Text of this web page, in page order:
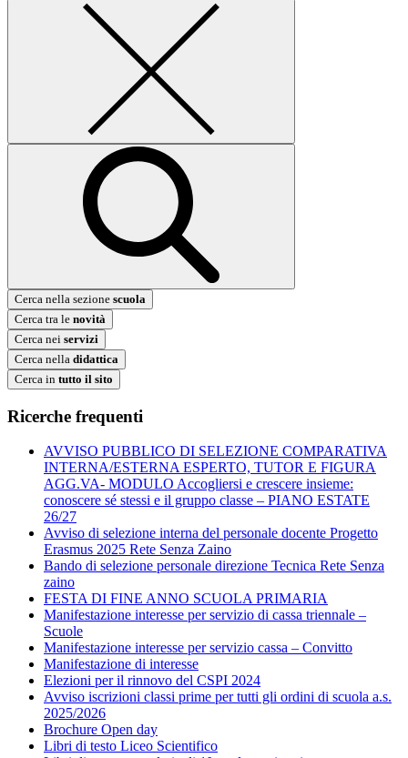
Cerca nella sezione scuola
Cerca tra le novità
Cerca nei servizi
Cerca nella didattica
Cerca in tutto il sito
Ricerche frequenti
AVVISO PUBBLICO DI SELEZIONE COMPARATIVA
INTERNA/ESTERNA ESPERTO, TUTOR E FIGURA
AGG.VA- MODULO Accogliersi e crescere insieme:
conoscere sé stessi e il gruppo classe – PIANO ESTATE
26/27
Avviso di selezione interna del personale docente Progetto
Erasmus 2025 Rete Senza Zaino
Bando di selezione personale direzione Tecnica Rete Senza
zaino
FESTA DI FINE ANNO SCUOLA PRIMARIA
Manifestazione interesse per servizio di cassa triennale –
Scuole
Manifestazione interesse per servizio cassa – Convitto
Manifestazione di interesse
Elezioni per il rinnovo del CSPI 2024
Avviso iscrizioni classi prime per tutti gli ordini di scuola a.s.
2025/2026
Brochure Open day
Libri di testo Liceo Scientifico